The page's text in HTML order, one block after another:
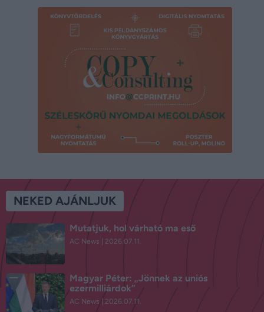
NEKED AJÁNLJUK
Mutatjuk, hol várható ma eső
AC News 2026.07.11.
Magyar Péter: „Jönnek az uniós
ezermilliárdok”
AC News 2026.07.11.